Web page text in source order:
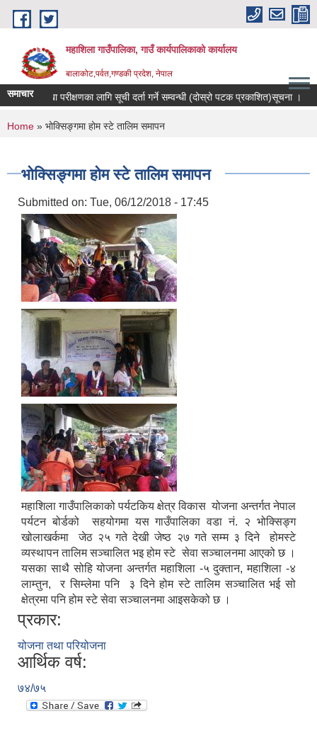
Skip to main content
महाशिला गाउँपालिका, गाउँ कार्यपालिकाको कार्यालय
बालाकोट,पर्वत,गण्डकी प्रदेश, नेपाल
समाचारलेखा परीक्षणका लागि सूची दर्ता गर्ने सम्वन्धी (दोस्रो पटक प्रकाशित)सूचना ।
You are here
Home » भोक्सिङ्गमा होम स्टे तालिम समापन
भोक्सिङ्गमा होम स्टे तालिम समापन
Submitted on: Tue, 06/12/2018 - 17:45
महाशिला गाउँपालिकाको पर्यटकिय क्षेत्र विकास योजना अन्तर्गत नेपाल
पर्यटन बोर्डको सहयोगमा यस गाउँपालिका वडा नं. २ भोक्सिङ्ग
खोलाखर्कमा जेठ २५ गते देखी जेष्ठ २७ गते सम्म ३ दिने होमस्टे
व्यस्थापन तालिम सञ्चालित भइ होम स्टे सेवा सञ्चालनमा आएको छ ।
यसका साथै सोहि योजना अन्तर्गत महाशिला -५ दुक्तान, महाशिला -४
लाम्तुन, र सिम्लेमा पनि ३ दिने होम स्टे तालिम सञ्चालित भई सो
क्षेत्रमा पनि होम स्टे सेवा सञ्चालनमा आइसकेको छ ।
प्रकार:
योजना तथा परियोजना
आर्थिक वर्ष:
७४/७५